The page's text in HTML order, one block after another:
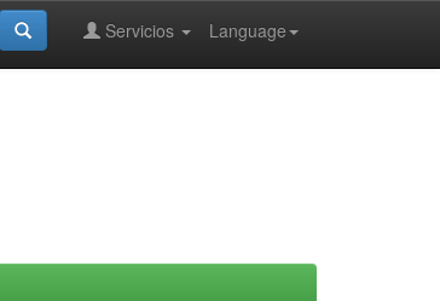
Language
Servicios